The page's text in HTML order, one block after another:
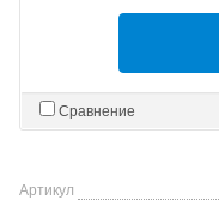
Сравнение
Артикул